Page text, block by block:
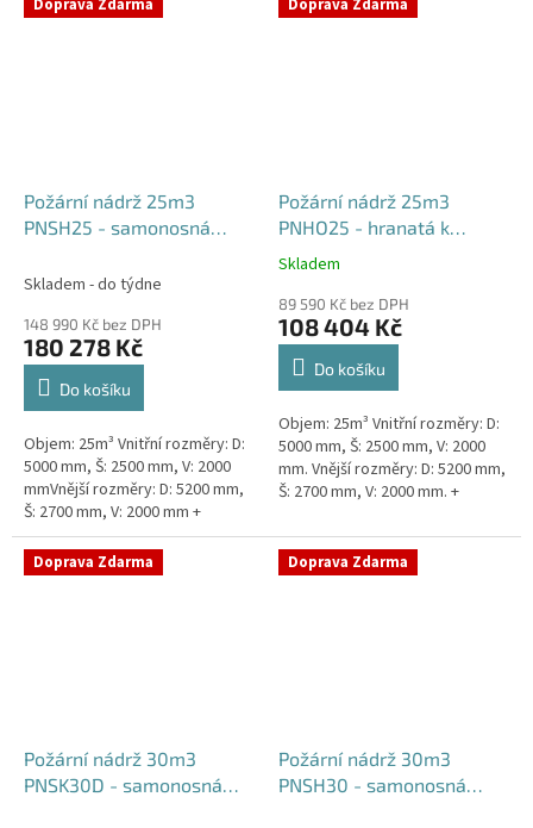
Doprava Zdarma
Požární nádrž 25m3
PNSH25 - samonosná
Skladem - do týdne
148 990 Kč bez DPH
180 278 Kč
Do košíku
Objem: 25m³ Vnitřní rozměry: D:
5000 mm, Š: 2500 mm, V: 2000
mmVnější rozměry: D: 5200 mm,
Š: 2700 mm, V: 2000 mm +
komínek Běžná doba dodání 2-3
týdny od objednávky. Rozměry...
Doprava Zdarma
Požární nádrž 25m3
PNHO25 - hranatá k
obetonování
Průměrné
produktu
je
5,0
hvězdiček.
Skladem
89 590 Kč bez DPH
108 404 Kč
Do košíku
Objem: 25m³ Vnitřní rozměry: D:
5000 mm, Š: 2500 mm, V: 2000
mm. Vnější rozměry: D: 5200 mm,
Š: 2700 mm, V: 2000 mm. +
týdny od objednávky....
Doprava Zdarma
Požární nádrž 30m3
PNSK30D - samonosná
Doprava Zdarma
Požární nádrž 30m3
PNSH30 - samonosná